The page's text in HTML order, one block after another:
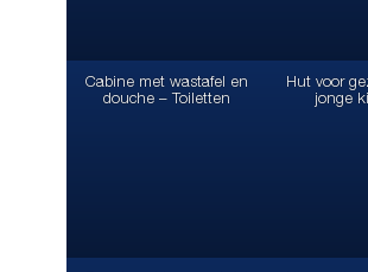
Cabine met wastafel en
douche – Toiletten
Hut voor
jonge